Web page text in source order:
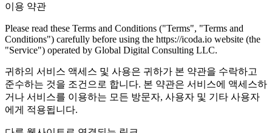
이용 약관
Please read these Terms and Conditions ("Terms", "Terms and
Conditions") carefully before using the https://icoda.io website (the
"Service") operated by Global Digital Consulting LLC.
귀하의 서비스 액세스 및 사용은 귀하가 본 약관을 수락하고
준수하는 것을 조건으로 합니다. 본 약관은 서비스에 액세스하
거나 서비스를 이용하는 모든 방문자, 사용자 및 기타 사용자
에게 적용됩니다.